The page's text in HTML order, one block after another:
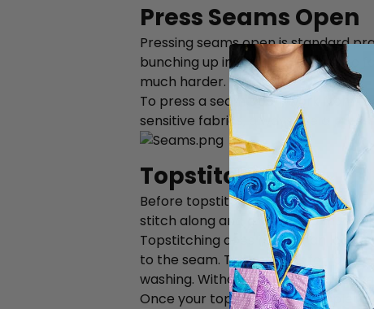
Press Seams Open
Pressing seams open is standard
bunching up into a ridge under the
much harder.
To press a seam open, work from
sensitive fabrics, always use a
Topstitching
Before topstitching, press your
stitch along and produces a much
Topstitching does more than look
to the seam. This matters for
washing. Without topstitching, you
Once your topstitching is